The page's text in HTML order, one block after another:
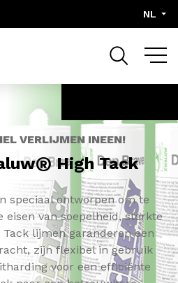
NL
VERLIJMEN INEEN!
®High Tack
speciaal ontworpen om te
eisen van soepelheid, sterkte
lijmen garanderen een
zijn flexibel in gebruik
voor een efficiënte